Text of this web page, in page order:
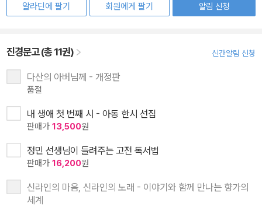
알라딘에 팔기
회원에게 팔기
알림 신청
진경문고 (총 11권) 신간알림 신청
다산의 아버님께 - 개정판
품절
내 생애 첫 번째 시 - 아동 한시 선집
판매가 13,500원
정민 선생님이 들려주는 고전 독서법
판매가 16,200원
신라인의 마음, 신라인의 노래 - 이야기와 함께 만나는 향가의
세계